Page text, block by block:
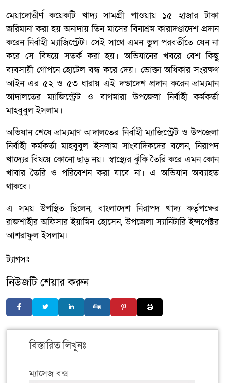
মেয়াদোত্তীর্ণ কয়েকটি খাদ্য সামগ্রী পাওয়ায় ১৫ হাজার টাকা
জরিমানা করা হয় অনাদায় তিন মাসের বিনাশ্রম কারাদণ্ডাদেশ প্রদান
করেন নির্বাহী ম্যাজিস্ট্রেট। সেই সাথে এমন ভুল পরবর্তীতে যেন না
করে সে বিষয়ে সতর্ক করা হয়। অভিযানের খবরে বেশ কিছু
ব্যবসায়ী গোপনে হোটেল বন্ধ করে দেয়। ভোক্তা অধিকার সংরক্ষণ
আইন এর ৫২ ও ৫৩ ধারায় এই দন্ডাদেশ প্রদান করেন ভ্রাম্যমান
আদালতের ম্যাজিস্ট্রেট ও বাগমারা উপজেলা নির্বাহী কর্মকর্তা
মাহবুবুল ইসলাম।
অভিযান শেষে ভ্রাম্যমাণ আদালতের নির্বাহী ম্যাজিস্ট্রেট ও উপজেলা
নির্বাহী কর্মকর্তা মাহবুবুল ইসলাম সাংবাদিকদের বলেন, নিরাপদ
খাদ্যের বিষয়ে কোনো ছাড় নয়। স্বাস্থ্যের ঝুঁকি তৈরি করে এমন কোন
খাবার তৈরি ও পরিবেশন করা যাবে না। এ অভিযান অব্যাহত
থাকবে।
এ সময় উপস্থিত ছিলেন, বাংলাদেশ নিরাপদ খাদ্য কর্তৃপক্ষের
রাজশাহীর অফিসার ইয়ামিন হোসেন, উপজেলা স্যানিটারি ইন্সপেক্টর
আশরাফুল ইসলাম।
ট্যাগসঃ
নিউজটি শেয়ার করুন
বিস্তারিত লিখুনঃ
ম্যাসেজ বক্স